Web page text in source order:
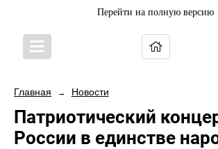
Перейти на полную версию
Главная → Новости
Патриотический
России в единстве